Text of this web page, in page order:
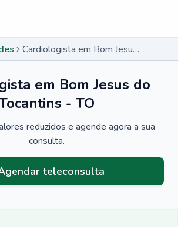
Cardiologista em Bom Jesus do Tocantins - TO
em Bom Jesus do
- TO
reduzidos e agende agora a sua
consulta.
teleconsulta